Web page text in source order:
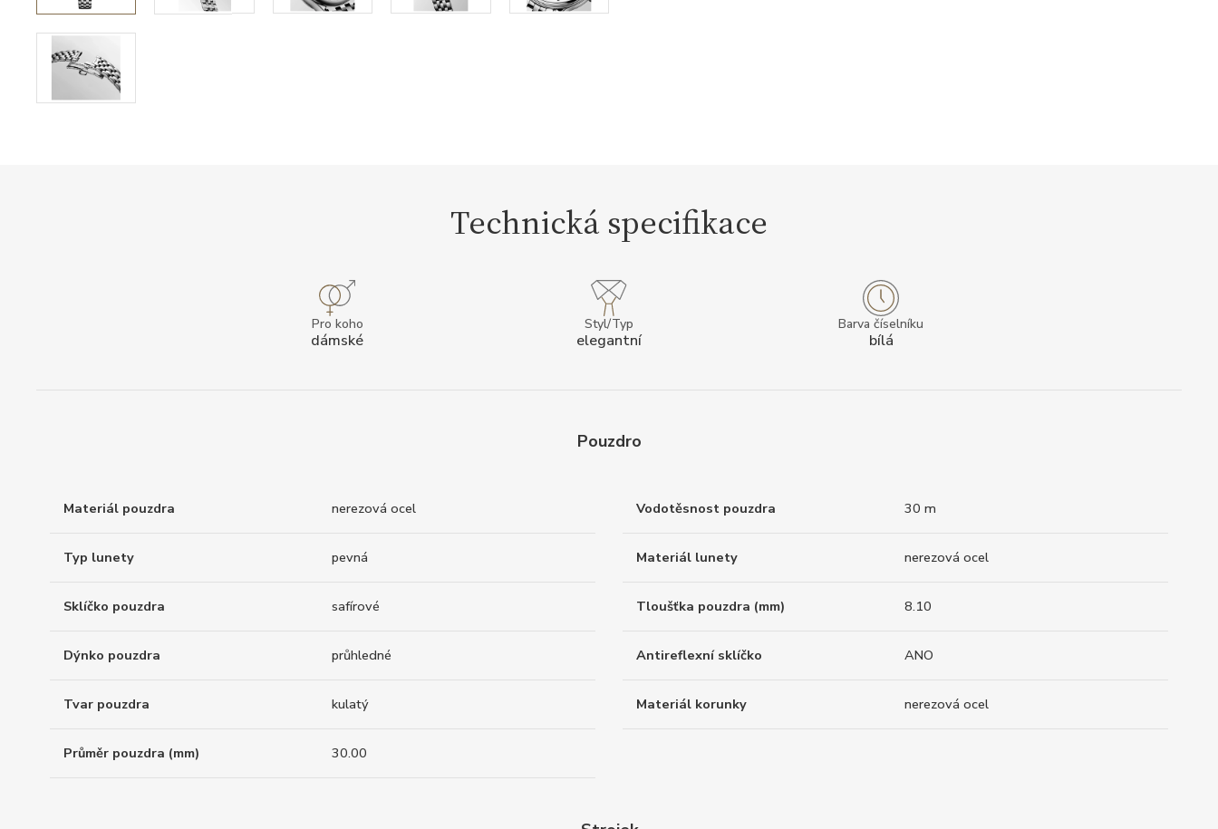
Technická specifikace
Pro koho
dámské
Styl/Typ
elegantní
Barva číselníku
bílá
Pouzdro
Materiál pouzdra nerezová ocel Vodotěsnost pouzdra 30 m
Typ lunety pevná Materiál lunety nerezová ocel
Sklíčko pouzdra safírové Tloušťka pouzdra (mm) 8.10
Dýnko pouzdra průhledné Antireflexní sklíčko ANO
Tvar pouzdra kulatý Materiál korunky nerezová ocel
Průměr pouzdra (mm) 30.00